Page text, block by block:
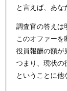
と言えば、あな
調査官の答えは
このオファーを
役員報酬の額が
つまり、現状の
ということに他